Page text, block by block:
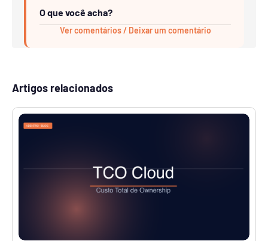
O que você acha?
Ver comentários / Deixar um comentário
Artigos relacionados